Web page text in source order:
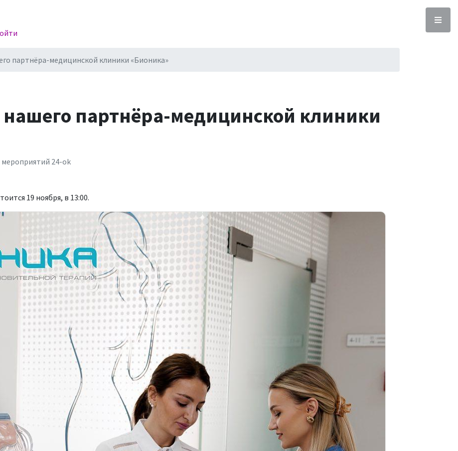
партнёра-медицинской клиники «Бионика»
партнёра-медицинской клиники
24-ok
19 ноября, в 13:00.